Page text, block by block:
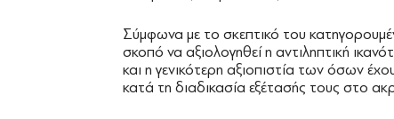
Σύμφωνα με το σκεπτικό του
σκοπό να αξιολογηθεί η αντιληπτική
και η γενικότερη αξιοπιστία των όσων
κατά τη διαδικασία εξέτασής τους στο